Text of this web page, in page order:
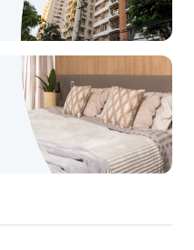
sofrer alterações sem
incluídas, exceto para
específica que são
dos imóveis é